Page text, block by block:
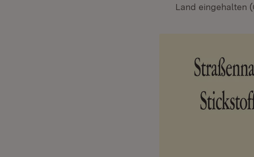
Land eingehalten